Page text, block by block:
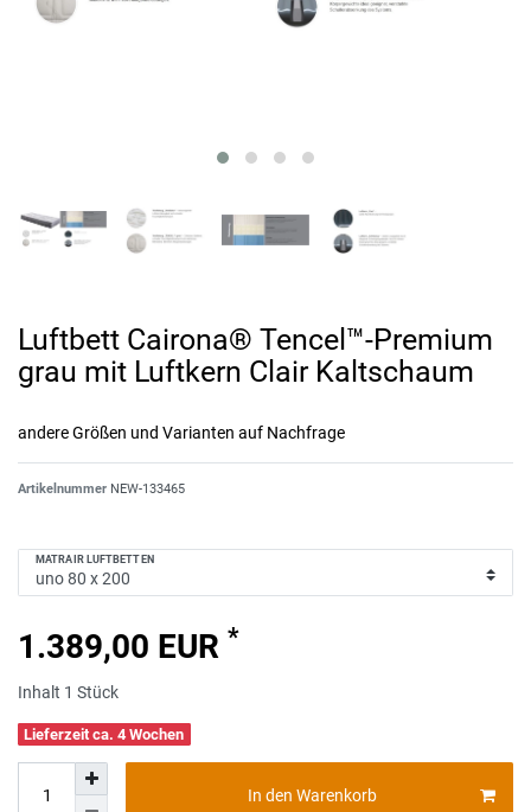
Luftbett Cairona® Tencel™-Premium
grau mit Luftkern Clair Kaltschaum
andere Größen und Varianten auf Nachfrage
Artikelnummer NEW-133465
MATRAIR LUFTBETTEN
1.389,00 EUR *
Inhalt 1 Stück
Lieferzeit ca. 4 Wochen
In den Warenkorb